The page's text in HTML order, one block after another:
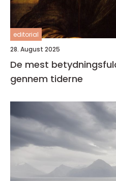
editorial
28. August 2025
De mest
gennem tiderne